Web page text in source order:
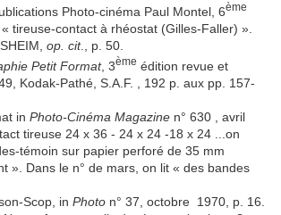
Photo-cinéma Paul Montel, 6ème
tireuse-contact à rhéostat (Gilles-Faller) ».
op. cit., p. 50.
Petit Format, 3ème édition revue et
Kodak-Pathé, S.A.F. , 192 p. aux pp. 157-
in Photo-Cinéma Magazine n° 630 , avril
tireuse 24 x 36 - 24 x 24 -18 x 24 ...on
témoin sur papier perforé de 35 mm
». Dans le n° de mars, on lit « des bandes
Scop, in Photo n° 37, octobre 1970, p. 16.